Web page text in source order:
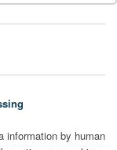
information by human